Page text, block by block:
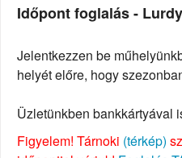
Időpont foglalás -
Jelentkezzen be
helyét előre, hogy
Üzletünkben bankkártyával
Figyelem! Tárnoki (térkép)